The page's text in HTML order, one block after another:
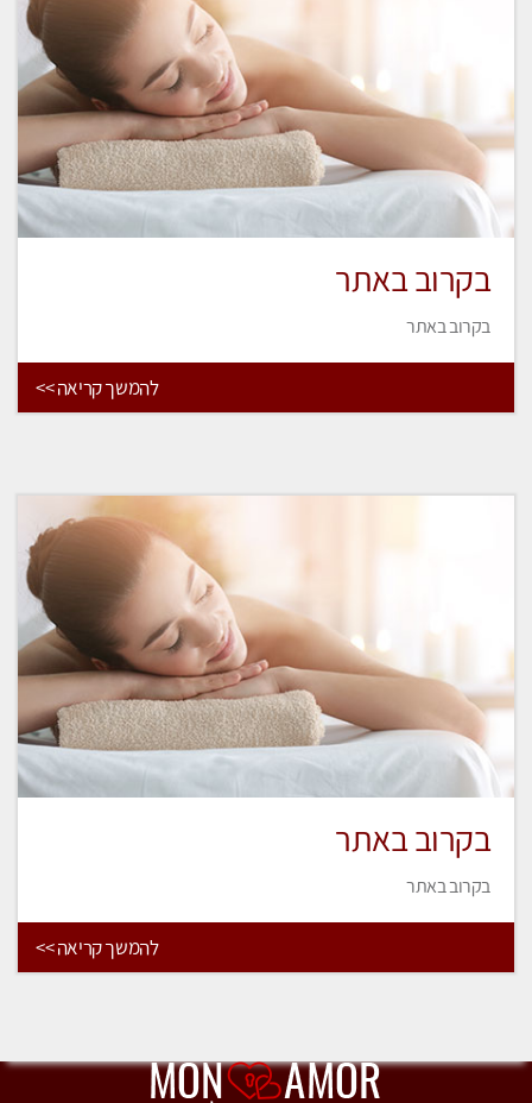
בקרוב באתר
בקרוב באתר
להמשך קריאה >>
בקרוב באתר
בקרוב באתר
להמשך קריאה >>